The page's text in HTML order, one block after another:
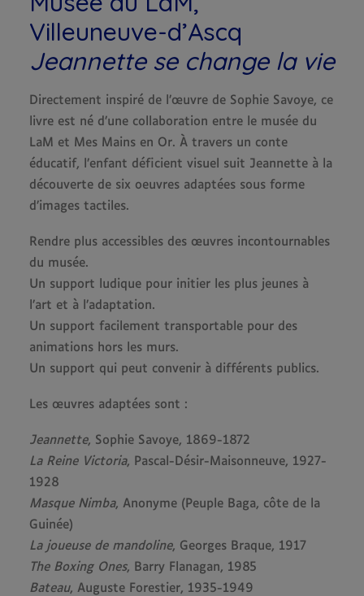
Villeuneuve-d’Ascq
Jeannette se change la vie
Directement inspiré de l’œuvre de Sophie Savoye, ce
livre est né d’une collaboration entre le musée du
LaM et Mes Mains en Or. À travers un conte
éducatif, l’enfant déficient visuel suit Jeannette à la
découverte de six oeuvres adaptées sous forme
d’images tactiles.
Rendre plus accessibles des œuvres incontournables
du musée.
Un support ludique pour initier les plus jeunes à
l’art et à l’adaptation.
Un support facilement transportable pour des
animations hors les murs.
Un support qui peut convenir à différents publics.
Les œuvres adaptées sont :
Jeannette, Sophie Savoye, 1869-1872
La Reine Victoria, Pascal-Désir-Maisonneuve, 1927-
1928
Masque Nimba, Anonyme (Peuple Baga, côte de la
Guinée)
La joueuse de mandoline, Georges Braque, 1917
The Boxing Ones, Barry Flanagan, 1985
Bateau, Auguste Forestier, 1935-1949